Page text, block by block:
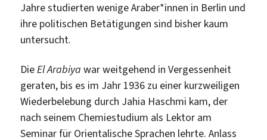
Jahre studierten wenige Araber*innen in Berlin und
ihre politischen Betätigungen sind bisher kaum
untersucht.
DieEl Arabiya war weitgehend in Vergessenheit
geraten, bis es im Jahr 1936 zu einer kurzweiligen
Wiederbelebung durch Jahia Haschmi kam, der
nach seinem Chemiestudium als Lektor am
Seminar für Orientalische Sprachen lehrte. Anlass